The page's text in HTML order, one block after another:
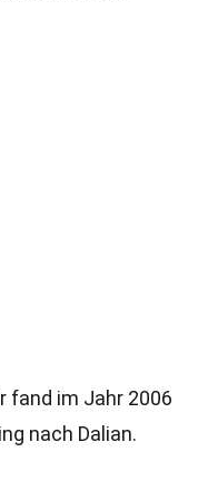
fand im Jahr 2006
nach Dalian.